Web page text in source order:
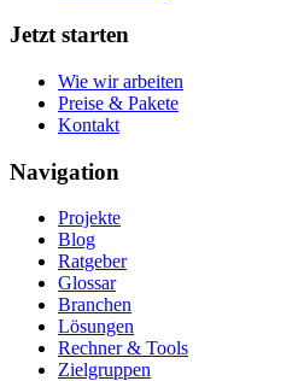
Jetzt starten
Wie wir arbeiten
Preise & Pakete
Kontakt
Navigation
Projekte
Blog
Ratgeber
Glossar
Branchen
Lösungen
Rechner & Tools
Zielgruppen